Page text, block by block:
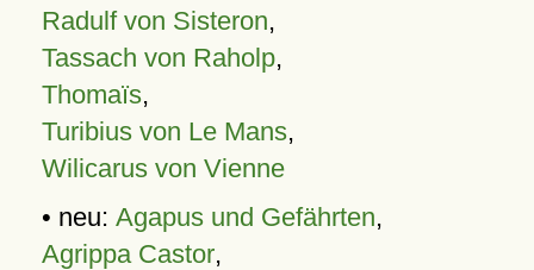
Radulf von Sisteron,
Tassach von Raholp,
Thomaïs,
Turibius von Le Mans,
Wilicarus von Vienne
• neu: Agapus und Gefährten,
Agrippa Castor,